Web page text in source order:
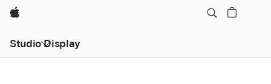
Apple
Studio Display